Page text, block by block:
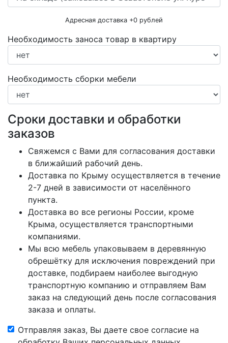
Адресная доставка +0 рублей
Необходимость заноса товар в квартиру
Необходимость сборки мебели
Сроки доставки и обработки
заказов
Свяжемся с Вами для согласования доставки
в ближайший рабочий день.
Доставка по Крыму осуществляется в течение
2-7 дней в зависимости от населённого
пункта.
Доставка во все регионы России, кроме
Крыма, осуществляется транспортными
компаниями.
Мы всю мебель упаковываем в деревянную
обрешётку для исключения повреждений при
доставке, подбираем наиболее выгодную
транспортную компанию и отправляем Вам
заказ на следующий день после согласования
заказа и оплаты.
Отправляя заказ, Вы даете свое согласие на